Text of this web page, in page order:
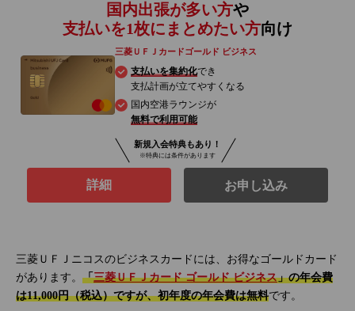
国内出張が多い方や
支払いを1枚にまとめたい方向け
三菱ＵＦＪカードゴールド ビジネス
支払いを集約化でき
支払計画が立てやすくなる
国内空港ラウンジが
無料で利用可能
新規入会特典もあり！
※特典には条件があります
詳細 お申し込み
三菱ＵＦＪニコスのビジネスカードには、お得なゴールドカード
があります。 「三菱ＵＦＪカード ゴールド ビジネス」の年会費
は11,000円（税込）ですが、初年度の年会費は無料です。